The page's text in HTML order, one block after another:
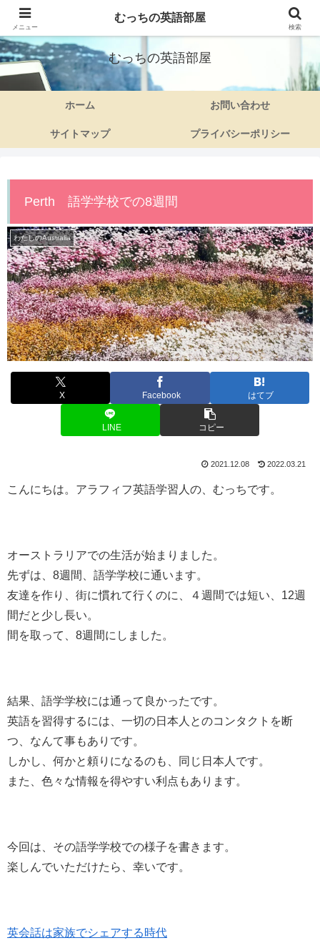
50代ママさんの英語旅
むっちの英語部屋
ホーム お問い合わせ
サイトマップ プライバシーポリシー
Perth 語学学校での8週間
わたしのAustralia
X Facebook はてブ
LINE コピー
2021.12.08 2022.03.21
こんにちは。アラフィフ英語学習人の、むっちです。
オーストラリアでの生活が始まりました。
先ずは、8週間、語学学校に通います。
友達を作り、街に慣れて行くのに、４週間では短い、12週
間だと少し長い。
間を取って、8週間にしました。
結果、語学学校には通って良かったです。
英語を習得するには、一切の日本人とのコンタクトを断
つ、なんて事もありです。
しかし、何かと頼りになるのも、同じ日本人です。
また、色々な情報を得やすい利点もあります。
今回は、その語学学校での様子を書きます。
楽しんでいただけたら、幸いです。
英会話は家族でシェアする時代
メニュー
むっちの英語部屋
検索